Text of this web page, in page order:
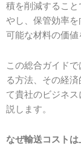
積を削減するこ
やし、保管効率
可能な材料の価値
この総合ガイド
る方法、その経
て貴社のビジネ
説します。
なぜ輸送コスト